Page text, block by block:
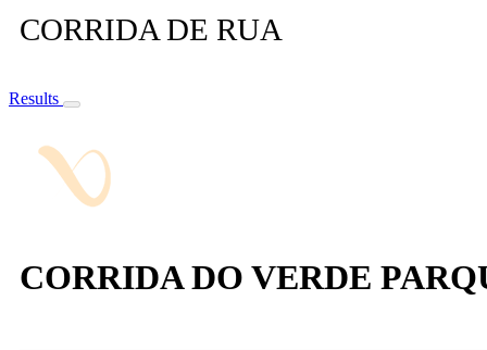
CORRIDA DE RUA
Results
CORRIDA DO VERDE